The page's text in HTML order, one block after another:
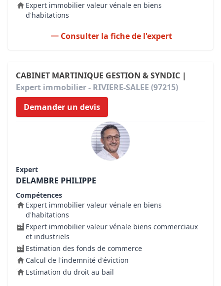
Expert immobilier valeur vénale en biens
d'habitations
Consulter la fiche de l'expert
CABINET MARTINIQUE GESTION & SYNDIC |
Expert immobilier - RIVIERE-SALEE (97215)
Demander un devis
Expert
DELAMBRE PHILIPPE
Compétences
Expert immobilier valeur vénale en biens
d'habitations
Expert immobilier valeur vénale biens commerciaux
et industriels
Estimation des fonds de commerce
Calcul de l'indemnité d'éviction
Estimation du droit au bail